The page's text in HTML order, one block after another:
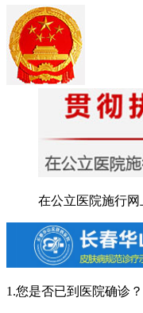
在公立医院施行
1.您是否已到医院确诊？